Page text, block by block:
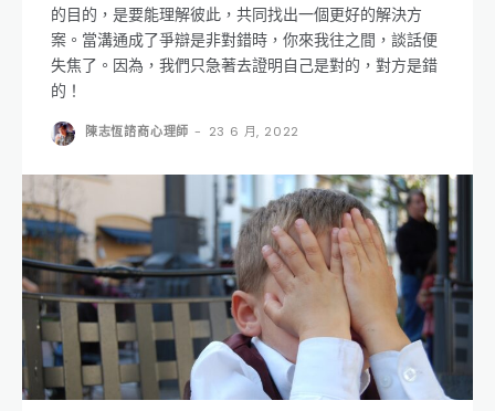
的目的，是要能理解彼此，共同找出一個更好的解決方
案。當溝通成了爭辯是非對錯時，你來我往之間，談話便
失焦了。因為，我們只急著去證明自己是對的，對方是錯
的！
陳志恆諮商心理師 - 23 6 月, 2022